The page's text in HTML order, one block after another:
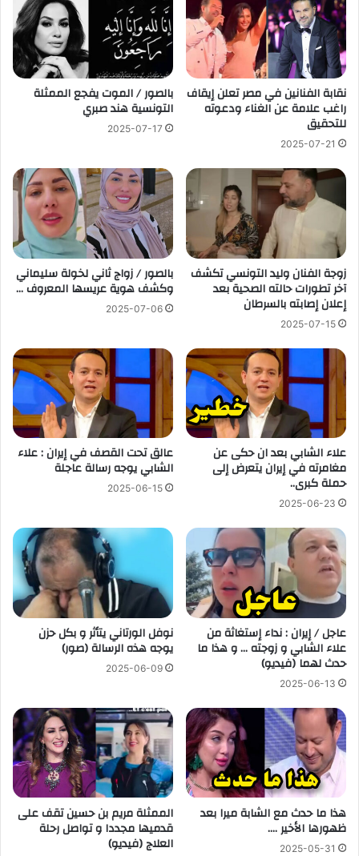
نقابة الفنانين في مصر تعلن إيقاف
راغب علامة عن الغناء ودعوته
للتحقيق
2025-07-21
بالصور / الموت يفجع الممثلة
التونسية هند صبري
2025-07-17
زوجة الفنان وليد التونسي تكشف
آخر تطورات حالته الصحية بعد
إعلان إصابته بالسرطان
2025-07-15
بالصور / زواج ثاني لخولة سليماني
وكشف هوية عريسها المعروف …
2025-07-06
علاء الشابي بعد ان حكى عن
مغامرته في إيران يتعرض إلى
حملة كبرى..
2025-06-23
عالق تحت القصف في إيران : علاء
الشابي يوجه رسالة عاجلة
2025-06-15
عاجل / إيران : نداء إستغاثة من
علاء الشابي و زوجته … و هذا ما
حدث لهما (فيديو)
2025-06-13
نوفل الورتاني يتأثر و بكل حزن
يوجه هذه الرسالة (صور)
2025-06-09
هذا ما حدث مع الشابة ميرا بعد
ظهورها الأخير ….
2025-05-31
الممثلة مريم بن حسين تقف على
قدميها مجددا و تواصل رحلة
العلاج (فيديو)